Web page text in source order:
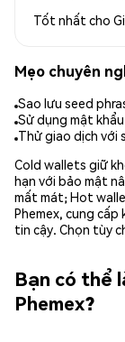
Tốt nhất cho
Mẹo chuyên
Sao lưu seed
Sử dụng mật
Thử giao dịch với
Cold wallets giữ
hạn với bảo mật
mất mát; Hot
Phemex, cung
tin cậy. Chọn tùy
Bạn có thể
Phemex?